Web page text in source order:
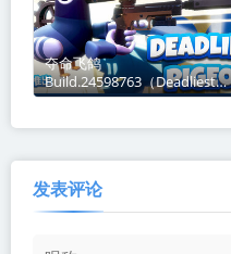
夺命飞鸽
Build.24598763（Deadliest
Pigeon）免安装中文版
发表评论